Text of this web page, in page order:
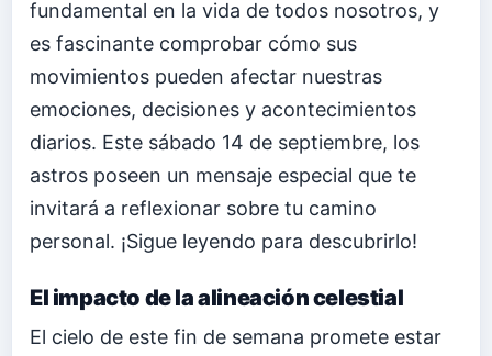
fundamental en la vida de todos nosotros, y
es fascinante comprobar cómo sus
movimientos pueden afectar nuestras
emociones, decisiones y acontecimientos
diarios. Este sábado 14 de septiembre, los
astros poseen un mensaje especial que te
invitará a reflexionar sobre tu camino
personal. ¡Sigue leyendo para descubrirlo!
El impacto de la alineación celestial
El cielo de este fin de semana promete estar